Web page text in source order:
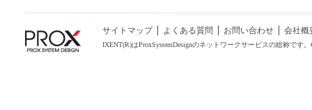
サイトマップ よくある質問 お問い合わせ 会社概
IXENT(R)はProxSystemDesignのネットワークサービスの総称です